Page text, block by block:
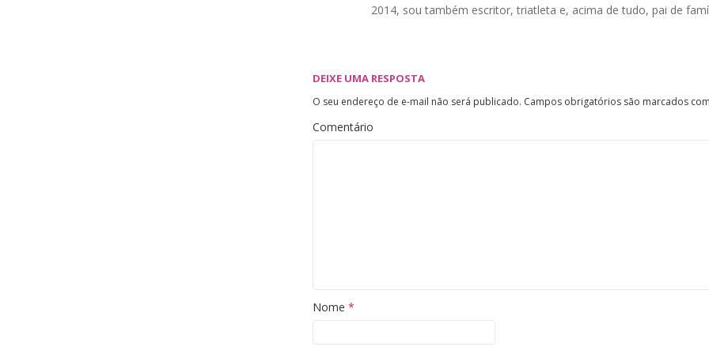
2014, sou também escritor, triatleta e, acima de tudo, pai de
DEIXE UMA RESPOSTA
O seu endereço de e-mail não será publicado. Campos obrigatórios são marcados com
Comentário
Nome *